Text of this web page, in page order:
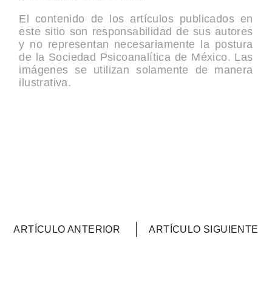
El contenido de los artículos publicados en
este sitio son responsabilidad de sus autores
y no representan necesariamente la postura
de la Sociedad Psicoanalítica de México. Las
imágenes se utilizan solamente de manera
ilustrativa.
ARTÍCULO ANTERIOR ARTÍCULO SIGUIENTE